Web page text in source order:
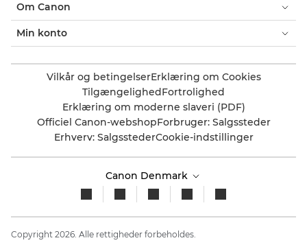
Om Canon
Min konto
Vilkår og betingelserErklæring om Cookies
TilgængelighedFortrolighed
Erklæring om moderne slaveri (PDF)
Officiel Canon-webshopForbruger: Salgssteder
Erhverv: SalgsstederCookie-indstillinger
Canon Denmark
Copyright 2026. Alle rettigheder forbeholdes.